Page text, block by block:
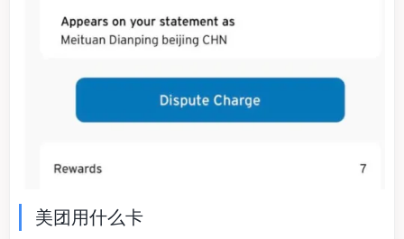
美团用什么卡